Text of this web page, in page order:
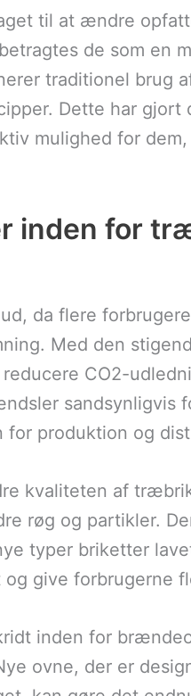
til at ændre
de som en
traditionel brug
Dette har gjort
mulighed for
inden for
da flere
Med den
CO2-
sandsynligvis
for produktion og
kvaliteten af
røg og partikler.
typer briketter
give forbrugerne
inden for
ovne, der er